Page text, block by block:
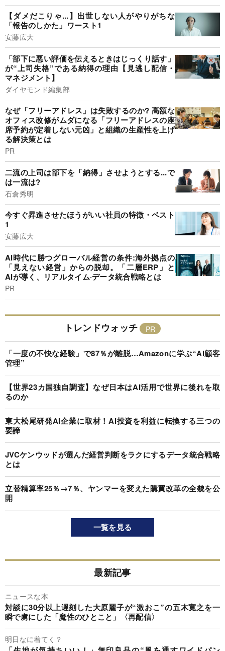
【ダメだこりゃ...】出世しない人がやりがちな
「報告のしかた」ワースト1
安藤広大
「部下に悪い評価を伝えるときはじっくり話す」
が“上司失格”である納得の理由【見逃し配信・
マネジメント】
ダイヤモンド編集部
なぜ「フリーアドレス」は失敗するのか? 高額な
オフィス改修がムダになる「フリーアドレスの座
席予約が定着しない元凶」と組織の生産性を上げ
る解決策とは
PR
二流の上司は部下を「納得」させようとする...で
は一流は?
石倉秀明
今すぐ昇進させたほうがいい社員の特徴・ベスト
1
安藤広大
AI時代に勝つグローバル経営の条件:海外拠点の
「見えない経営」からの脱却。「二層ERP」と
AIが導く、リアルタイム·データ統合戦略とは
PR
トレンドウォッチ
「一度の不快な経験」で87％が離脱…Amazonに学ぶ“AI顧客
管理”
【世界23カ国独自調査】なぜ日本はAI活用で世界に後れを取
るのか
東大松尾研発AI企業に取材！AI投資を利益に転換する三つの
要諦
JVCケンウッドが選んだ経営判断をラクにするデータ統合戦略
とは
立替精算率25％→7％、ヤンマーを変えた購買改革の全貌を公
開
一覧を見る
最新記事
ニュースな本
対談に30分以上遅刻した大原麗子が“激おこ”の五木寛之を一
瞬で虜にした「魔性のひとこと」〈再配信〉
明日なに着てく？